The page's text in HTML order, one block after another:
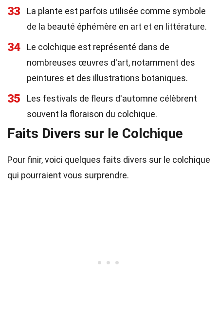
33
La plante est parfois utilisée comme symbole
de la beauté éphémère en art et en littérature.
34
Le colchique est représenté dans de
nombreuses œuvres d'art, notamment des
peintures et des illustrations botaniques.
35
Les festivals de fleurs d'automne célèbrent
souvent la floraison du colchique.
Faits Divers sur le Colchique
Pour finir, voici quelques faits divers sur le colchique
qui pourraient vous surprendre.